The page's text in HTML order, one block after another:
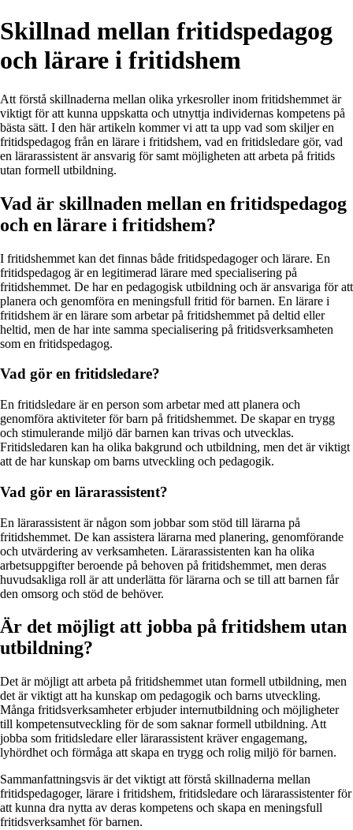
Skillnad mellan fritidspedagog
och lärare i fritidshem
Att förstå skillnaderna mellan olika yrkesroller inom fritidshemmet är
viktigt för att kunna uppskatta och utnyttja individernas kompetens på
bästa sätt. I den här artikeln kommer vi att ta upp vad som skiljer en
fritidspedagog från en lärare i fritidshem, vad en fritidsledare gör, vad
en lärarassistent är ansvarig för samt möjligheten att arbeta på fritids
utan formell utbildning.
Vad är skillnaden mellan en fritidspedagog
och en lärare i fritidshem?
I fritidshemmet kan det finnas både fritidspedagoger och lärare. En
fritidspedagog är en legitimerad lärare med specialisering på
fritidshemmet. De har en pedagogisk utbildning och är ansvariga för att
planera och genomföra en meningsfull fritid för barnen. En lärare i
fritidshem är en lärare som arbetar på fritidshemmet på deltid eller
heltid, men de har inte samma specialisering på fritidsverksamheten
som en fritidspedagog.
Vad gör en fritidsledare?
En fritidsledare är en person som arbetar med att planera och
genomföra aktiviteter för barn på fritidshemmet. De skapar en trygg
och stimulerande miljö där barnen kan trivas och utvecklas.
Fritidsledaren kan ha olika bakgrund och utbildning, men det är viktigt
att de har kunskap om barns utveckling och pedagogik.
Vad gör en lärarassistent?
En lärarassistent är någon som jobbar som stöd till lärarna på
fritidshemmet. De kan assistera lärarna med planering, genomförande
och utvärdering av verksamheten. Lärarassistenten kan ha olika
arbetsuppgifter beroende på behoven på fritidshemmet, men deras
huvudsakliga roll är att underlätta för lärarna och se till att barnen får
den omsorg och stöd de behöver.
Är det möjligt att jobba på fritidshem utan
utbildning?
Det är möjligt att arbeta på fritidshemmet utan formell utbildning, men
det är viktigt att ha kunskap om pedagogik och barns utveckling.
Många fritidsverksamheter erbjuder internutbildning och möjligheter
till kompetensutveckling för de som saknar formell utbildning. Att
jobba som fritidsledare eller lärarassistent kräver engagemang,
lyhördhet och förmåga att skapa en trygg och rolig miljö för barnen.
Sammanfattningsvis är det viktigt att förstå skillnaderna mellan
fritidspedagoger, lärare i fritidshem, fritidsledare och lärarassistenter för
att kunna dra nytta av deras kompetens och skapa en meningsfull
fritidsverksamhet för barnen.